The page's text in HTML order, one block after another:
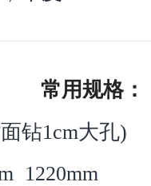
常用规格：
钻1cm大孔)
1220mm